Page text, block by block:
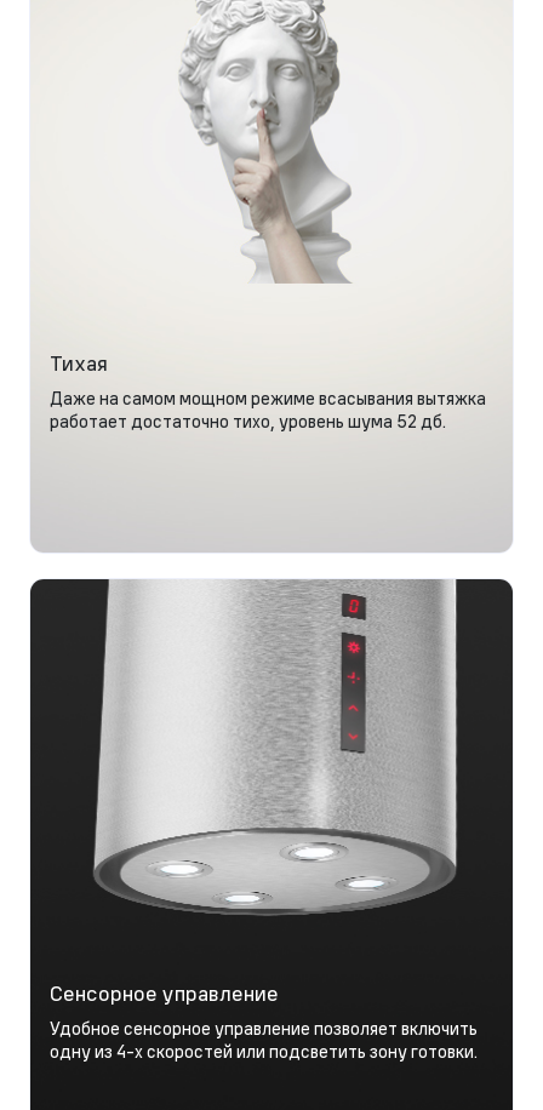
Тихая
Даже на самом мощном режиме всасывания вытяжка
работает достаточно тихо, уровень шума 52 дб.
Сенсорное управление
Удобное сенсорное управление позволяет включить
одну из 4-х скоростей или подсветить зону готовки.